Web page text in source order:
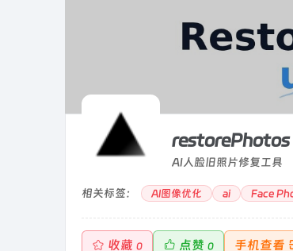
restorePhotos
AI人脸旧照片修复工具
相关标签： AI图像优化 ai Face
收藏 0 点赞 0 手机查看